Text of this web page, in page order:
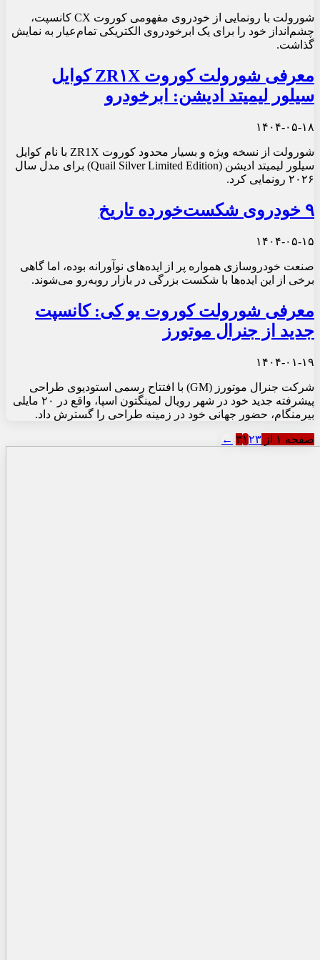
شورولت با رونمایی از خودروی مفهومی کوروت CX کانسپت،
چشم‌انداز خود را برای یک ابرخودروی الکتریکی تمام‌عیار به نمایش
گذاشت.
معرفی شورولت کوروت ZR۱X کوایل
سیلور لیمیتد ادیشن: ابرخودرو
۱۴۰۴-۰۵-۱۸
شورولت از نسخه ویژه و بسیار محدود کوروت ZR1X با نام کوایل
سیلور لیمیتد ادیشن (Quail Silver Limited Edition) برای مدل سال
۲۰۲۶ رونمایی کرد.
۹ خودروی شکست‌خورده تاریخ
۱۴۰۴-۰۵-۱۵
صنعت خودروسازی همواره پر از ایده‌های نوآورانه بوده، اما گاهی
برخی از این ایده‌ها با شکست بزرگی در بازار روبه‌رو می‌شوند.
معرفی شورولت کوروت یو کی: کانسپت
جدید از جنرال موتورز
۱۴۰۴-۰۱-۱۹
شرکت جنرال موتورز (GM) با افتتاح رسمی استودیوی طراحی
پیشرفته جدید خود در شهر رویال لمینگتون اسپا، واقع در ۲۰ مایلی
بیرمنگام، حضور جهانی خود در زمینه طراحی را گسترش داد.
صفحه ۱ از ۳ ۱۲۳ ←